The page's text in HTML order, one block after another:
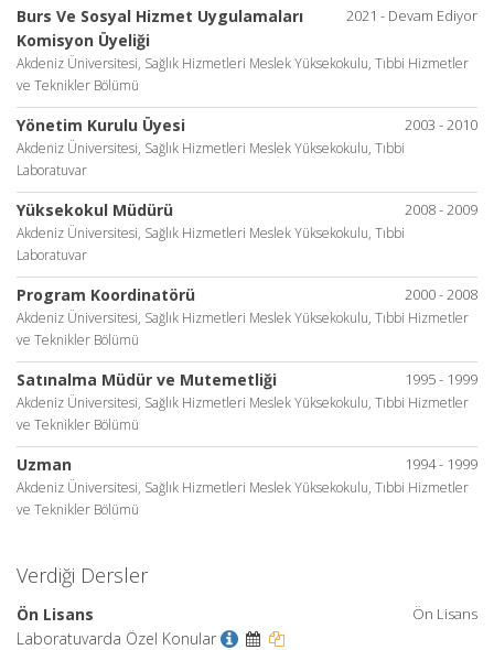
2021 - Devam Ediyor
Burs Ve Sosyal Hizmet Uygulamaları
Komisyon Üyeliği
Akdeniz Üniversitesi, Sağlık Hizmetleri Meslek Yüksekokulu, Tıbbi Hizmetler
ve Teknikler Bölümü
2003 - 2010
Yönetim Kurulu Üyesi
Akdeniz Üniversitesi, Sağlık Hizmetleri Meslek Yüksekokulu, Tıbbi
Laboratuvar
2008 - 2009
Yüksekokul Müdürü
Akdeniz Üniversitesi, Sağlık Hizmetleri Meslek Yüksekokulu, Tıbbi
Laboratuvar
2000 - 2008
Program Koordinatörü
Akdeniz Üniversitesi, Sağlık Hizmetleri Meslek Yüksekokulu, Tıbbi Hizmetler
ve Teknikler Bölümü
1995 - 1999
Satınalma Müdür ve Mutemetliği
Akdeniz Üniversitesi, Sağlık Hizmetleri Meslek Yüksekokulu, Tıbbi Hizmetler
ve Teknikler Bölümü
1994 - 1999
Uzman
Akdeniz Üniversitesi, Sağlık Hizmetleri Meslek Yüksekokulu, Tıbbi Hizmetler
ve Teknikler Bölümü
Verdiği Dersler
Ön Lisans
Ön Lisans
Laboratuvarda Özel Konular